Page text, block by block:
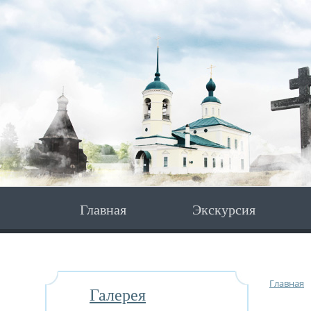
Главная Экскурсия
Галерея
Главная